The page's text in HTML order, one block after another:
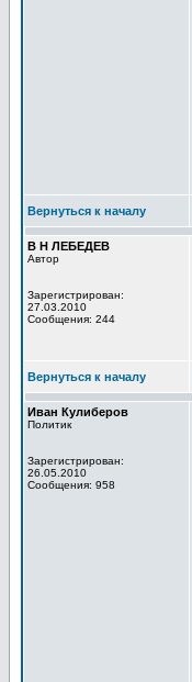
Вернуться к началу
В Н ЛЕБЕДЕВ
Автор
Зарегистрирован:
27.03.2010
Сообщения: 244
Вернуться к началу
Иван Кулиберов
Политик
Зарегистрирован:
26.05.2010
Сообщения: 958